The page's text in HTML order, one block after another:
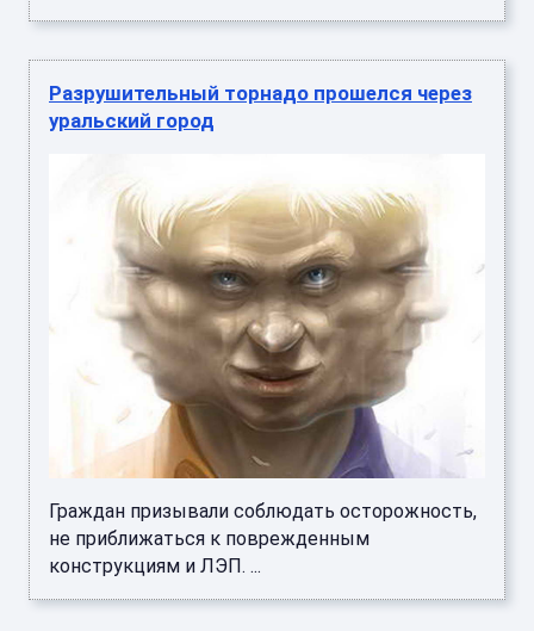
Разрушительный торнадо прошелся через
уральский город
Граждан призывали соблюдать осторожность,
не приближаться к поврежденным
конструкциям и ЛЭП. ...